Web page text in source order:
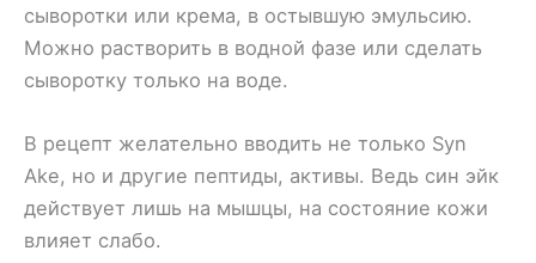
сыворотки или крема, в остывшую эмульсию.
Можно растворить в водной фазе или сделать
сыворотку только на воде.
В рецепт желательно вводить не только Syn
Ake, но и другие пептиды, активы. Ведь син эйк
действует лишь на мышцы, на состояние кожи
влияет слабо.